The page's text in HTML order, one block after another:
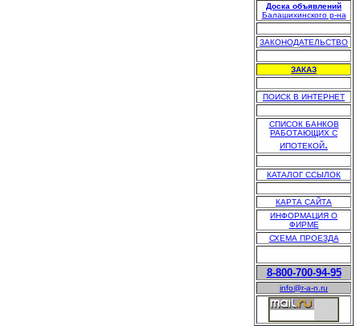
Доска объявлений
Балашихинского р-на
ЗАКОНОДАТЕЛЬСТВО
ЗАКАЗ
ПОИСК В ИНТЕРНЕТ
СПИСОК БАНКОВ
РАБОТАЮЩИХ С
ИПОТЕКОЙ.
КАТАЛОГ ССЫЛОК
КАРТА САЙТА
ИНФОРМАЦИЯ О
ФИРМЕ
СХЕМА ПРОЕЗДА
8-800-700-94-95
info@r-a-n.ru